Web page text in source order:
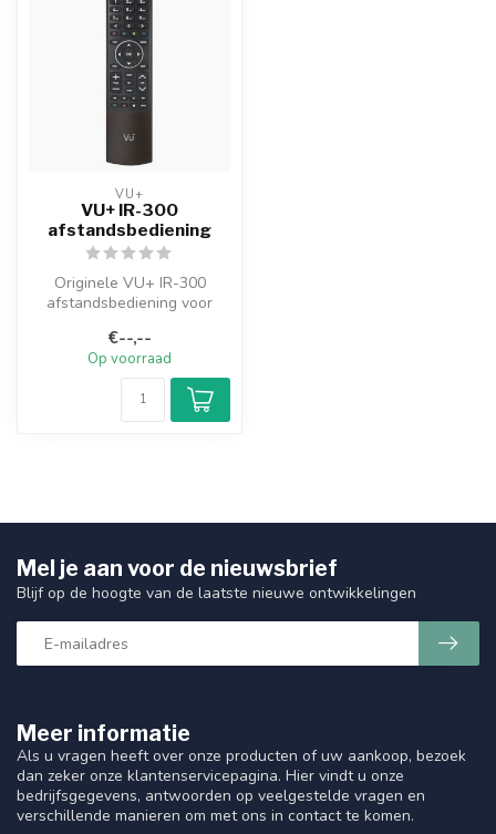
VU+
VU+ IR-300
afstandsbediening
Originele VU+ IR-300
afstandsbediening voor
ontvangers (s...
€--,--
Op voorraad
Meer informatie
Als u vragen heeft over onze producten of uw aankoop, bezoek
dan zeker onze klantenservicepagina. Hier vindt u onze
bedrijfsgegevens, antwoorden op veelgestelde vragen en
verschillende manieren om met ons in contact te komen.
Mel je aan voor de nieuwsbrief
Blijf op de hoogte van de laatste nieuwe ontwikkelingen